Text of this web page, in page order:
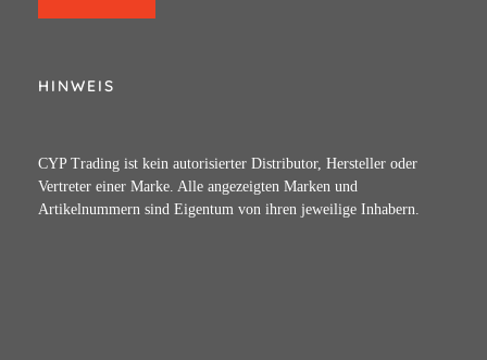
HINWEIS
CYP Trading ist kein autorisierter Distributor, Hersteller oder
Vertreter einer Marke. Alle angezeigten Marken und
Artikelnummern sind Eigentum von ihren jeweilige Inhabern.